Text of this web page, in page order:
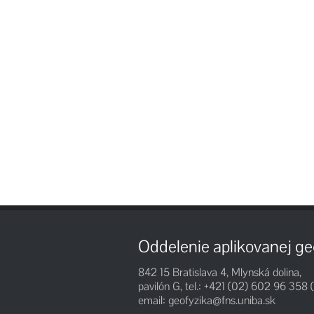
Oddelenie aplikovanej
842 15 Bratislava 4, Mlynská dolina,
pavilón G, tel.: +421 (02) 602 96 358
email: geofyzika@fns.uniba.sk